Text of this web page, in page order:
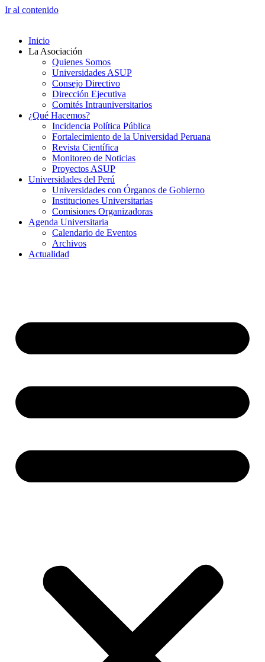
Ir al contenido
Inicio
La Asociación
Quienes Somos
Universidades ASUP
Consejo Directivo
Dirección Ejecutiva
Comités Intrauniversitarios
¿Qué Hacemos?
Incidencia Política Pública
Fortalecimiento de la Universidad Peruana
Revista Científica
Monitoreo de Noticias
Proyectos ASUP
Universidades del Perú
Universidades con Órganos de Gobierno
Instituciones Universitarias
Comisiones Organizadoras
Agenda Universitaria
Calendario de Eventos
Archivos
Actualidad